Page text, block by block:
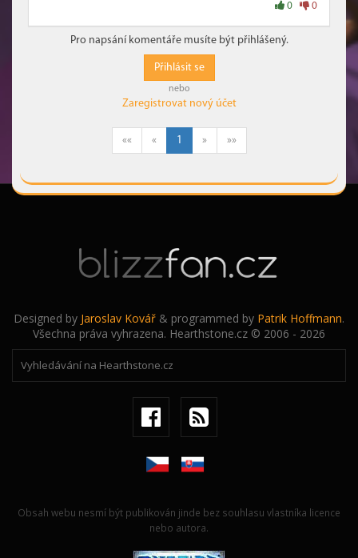
0 0
Pro napsání komentáře musíte být přihlášený.
Přihlásit se
nebo
Zaregistrovat nový účet
«« « 1 » »»
Designed by Jaroslav Kovář & programmed by Patrik Hoffmann.
Všechna práva vyhrazena. Hearthstone.cz © 2006 - 2026
Obsah webu nesmí být publikován jinde bez souhlasu vlastníka licence
nebo autora.